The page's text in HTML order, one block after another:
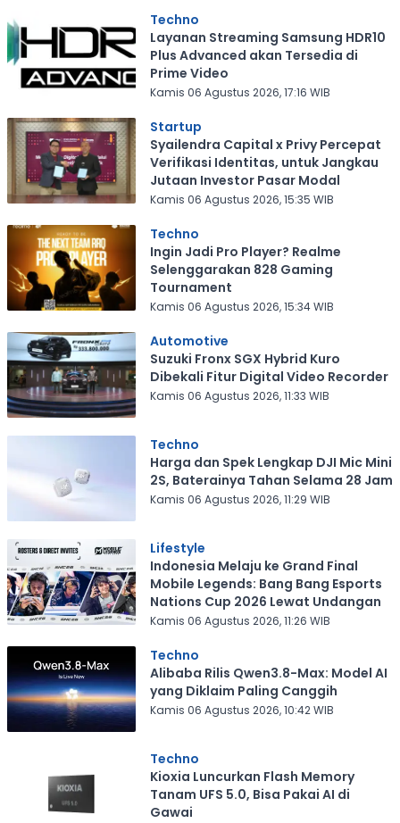
Techno
Layanan Streaming Samsung HDR10
Plus Advanced akan Tersedia di
Prime Video
Kamis 06 Agustus 2026, 17:16 WIB
Startup
Syailendra Capital x Privy Percepat
Verifikasi Identitas, untuk Jangkau
Jutaan Investor Pasar Modal
Kamis 06 Agustus 2026, 15:35 WIB
Techno
Ingin Jadi Pro Player? Realme
Selenggarakan 828 Gaming
Tournament
Kamis 06 Agustus 2026, 15:34 WIB
Automotive
Suzuki Fronx SGX Hybrid Kuro
Dibekali Fitur Digital Video Recorder
Kamis 06 Agustus 2026, 11:33 WIB
Techno
Harga dan Spek Lengkap DJI Mic Mini
2S, Baterainya Tahan Selama 28 Jam
Kamis 06 Agustus 2026, 11:29 WIB
Lifestyle
Indonesia Melaju ke Grand Final
Mobile Legends: Bang Bang Esports
Nations Cup 2026 Lewat Undangan
Kamis 06 Agustus 2026, 11:26 WIB
Techno
Alibaba Rilis Qwen3.8-Max: Model AI
yang Diklaim Paling Canggih
Kamis 06 Agustus 2026, 10:42 WIB
Techno
Kioxia Luncurkan Flash Memory
Tanam UFS 5.0, Bisa Pakai AI di
Gawai